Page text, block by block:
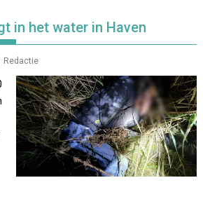
in het water in Haven
Redactie